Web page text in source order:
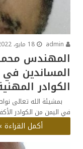
18 مايو، 2022
المهندس
المساندين
الكوادر
بمشيئة الله تعالى
في اليمن من الكوادر
أكمل القراءة